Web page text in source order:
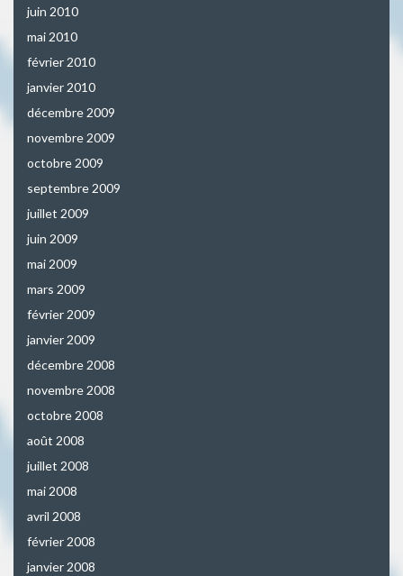
juin 2010
mai 2010
février 2010
janvier 2010
décembre 2009
novembre 2009
octobre 2009
septembre 2009
juillet 2009
juin 2009
mai 2009
mars 2009
février 2009
janvier 2009
décembre 2008
novembre 2008
octobre 2008
août 2008
juillet 2008
mai 2008
avril 2008
février 2008
janvier 2008